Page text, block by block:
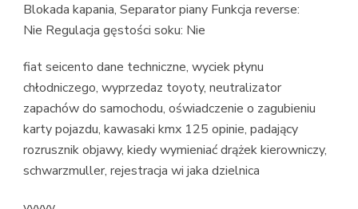
Blokada kapania, Separator piany Funkcja reverse:
Nie Regulacja gęstości soku: Nie
fiat seicento dane techniczne, wyciek płynu
chłodniczego, wyprzedaz toyoty, neutralizator
zapachów do samochodu, oświadczenie o zagubieniu
karty pojazdu, kawasaki kmx 125 opinie, padający
rozrusznik objawy, kiedy wymieniać drążek kierowniczy,
schwarzmuller, rejestracja wi jaka dzielnica